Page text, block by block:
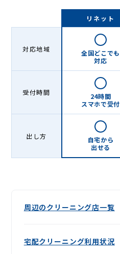
リネット
対応地域
全国どこでも
対応
受付時間
24時間
スマホで受付
出し方
自宅から
出せる
周辺のクリーニング店一覧
宅配クリーニング利用状況